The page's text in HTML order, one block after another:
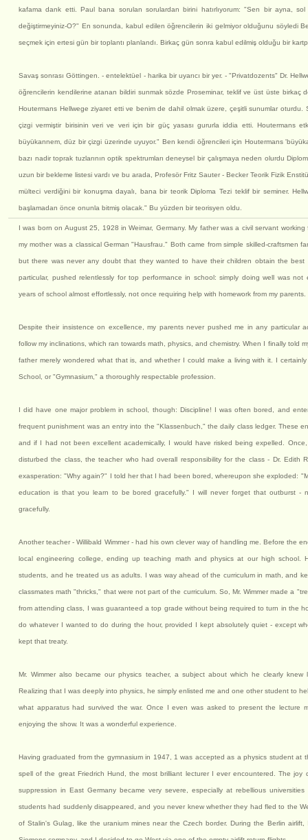
kafama dank etti. Paul bana sorulan sorulardan birini hatırlıyorum: "Sen bir ayna,
değiştirmeyiniz-O?" En sonunda, kabul edilen öğrencilerin iki gelmiyor olduğunu söyledi
seçmek için ertesi gün bir toplantı planlandı. Birkaç gün sonra kabul edilmiş olduğu bir
Savaş sonrası Göttingen. - entelektüel - harika bir uyarıcı bir yer. - "Privatdozents" Dr.
öğrencilerin kendilerine atanan bildiri sunmak sözde Proseminar, teklif ve üst üste birkaç
Houtermans Hellwege ziyaret etti ve benim de dahil olmak üzere, çeşitli sunumlar
çizgi vermiştir birisinin veri ve veri için bir güç yasası gururla iddia etti. Houtermans
büyükannem, düz bir çizgi üzerinde uyuyor." Ben kendi öğrencileri için Houtermans
bazı nadir toprak tuzlarının optik spektrumları deneysel bir çalışmaya neden olurdu
uzun bir bekleme listesi vardı ve bu arada, Profesör Fritz Sauter - Becker Teorik Fizik
mülteci verdiğini bir konuşma dayalı, bana bir teorik Diploma Tezi teklif bir seminer.
başlamadan önce onunla bitmiş olacak." Bu yüzden bir teorisyen oldu.
I was born on August 25, 1928 in Weimar, Germany. My father was a civil servant
my mother was a classical German "Hausfrau." Both came from simple skilled-craftsmen
but there was never any doubt that they wanted to have their children obtain the best
particular, pushed relentlessly for top performance in school: simply doing well was
years of school almost effortlessly, not once requiring help with homework from my parents.
Despite their insistence on excellence, my parents never pushed me in any particular
follow my inclinations, which ran towards math, physics, and chemistry. When I finally told
father merely wondered what that is, and whether I could make a living with it. I
School, or "Gymnasium," a thoroughly respectable profession.
I did have one major problem in school, though: Discipline! I was often bored, and
frequent punishment was an entry into the "Klassenbuch," the daily class ledger. These
and if I had not been excellent academically, I would have risked being expelled.
disturbed the class, the teacher who had overall responsibility for the class - Dr. Edith
exasperation: "Why again?" I told her that I had been bored, whereupon she exploded:
education is that you learn to be bored gracefully." I will never forget that outburst -
gracefully.
Another teacher - Willibald Wimmer - had his own clever way of handling me. Before the
local engineering college, ending up teaching math and physics at our high school.
students, and he treated us as adults. I was way ahead of the curriculum in math, and
classmates math "thricks," that were not part of the curriculum. So, Mr. Wimmer made a
from attending class, I was guaranteed a top grade without being required to turn in the
do whatever I wanted to do during the hour, provided I kept absolutely quiet - except
kept that treaty.
Mr. Wimmer also became our physics teacher, a subject about which he clearly
Realizing that I was deeply into physics, he simply enlisted me and one other student to
what apparatus had survived the war. Once I even was asked to present the lecture
enjoying the show. It was a wonderful experience.
Having graduated from the gymnasium in 1947, 1 was accepted as a physics student at
spell of the great Friedrich Hund, the most brilliant lecturer I ever encountered. The
suppression in East Germany became very severe, especially at rebellious
students had suddenly disappeared, and you never knew whether they had fled to the
of Stalin's Gulag, like the uranium mines near the Czech border. During the Berlin